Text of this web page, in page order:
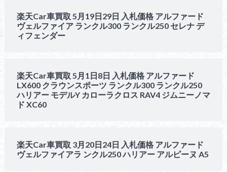
楽天Car車買取 5月19日29日 入札価格 アルファード
ヴェルファイア ランクル300 ランクル250 セレナ デ
ィフェンダー
楽天Car車買取 5月1日8日 入札価格 アルファード
LX600 クラウンスポーツ ランクル300 ランクル250
ハリアー モデルY カローラクロス RAV4 ジムニーノマ
ド XC60
楽天Car車買取 3月20日24日 入札価格 アルファード
ヴェルファイアラ ンクル250 ハリアー アルピーヌ A5